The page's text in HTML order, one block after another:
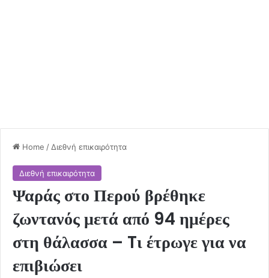
Home / Διεθνή επικαιρότητα
Διεθνή επικαιρότητα
Ψαράς στο Περού βρέθηκε
ζωντανός μετά από 94 ημέρες
στη θάλασσα – Tι έτρωγε για να
επιβιώσει